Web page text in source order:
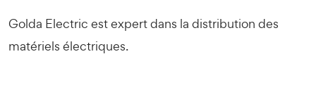
Golda Electric est expert dans la distribution des
matériels électriques.